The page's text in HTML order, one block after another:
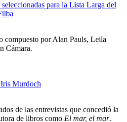
para la Lista Larga del
compuesto por Alan Pauls, Leila
Cámara.
Iris Murdoch
de las entrevistas que concedió la
de libros como El mar, el mar.